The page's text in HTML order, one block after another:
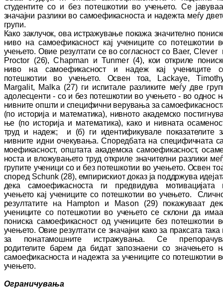
студентите со и без потешкотии во уче­ње­то. Се
значајни разлики во са­мо­ефикасноста и надежта меѓу
групи.
Како заклучок, ова истражување покажа зна­чи­телно
ниво на самоефикасност кај уче­ни­ците со потешкотии
учењето. Овие ре­зултати се во согласност со Baer, Clever
Proctor (26),Chapman и Tunmer (4), кои от­кри­ле
ниво на самоефикасност и на­деж кај учениците
потешкотии во учењето. Ос­вен тоа,
Lackaye,
Margalit, Malka (27) ги испитале разликите меѓу две
адо­лесценти - со и без потешкотии во учењето - во однос
нивните општи и специфични ве­ру­вања за
(по историја и ма­те­матика), нивното академско
ње (по историја и математика), како и нивната
труд и надеж; и (б) ги иден­ти­фи­ку­ва­ле показателите
нивните идни оче­ку­ва­ња. Споредбата на специфичната
мо­ефи­кас­ност, општата академска самоефикасност,
носта и вложувањето труд откриле зна­чи­тел­ни разлики
групите ученици со и без потешкотии во учењето. Освен
спо­ред Schunk (28), емпирискиот доказ ја под­др­жу­ва
дека самоефикасноста ги пред­ви­ду­ва мотивацијата
учењето кај учениците со потешкотии во учењето.
ре­зул­та­ти­те на
Hampton и Mason (29) покажуваат
учениците со потешкотии во учењето се скло­ни да
пониска самоефикасност од уче­ни­ците без потешкотии
учењето. Овие ре­зултати се значајни како за праксата така
за понатамошните истражувања. Се
родителите барем да бидат запознаени со зна­че­њето
самоефикасноста и надежта за уче­ни­ците со потешкотии
учењето.
Ограничувања